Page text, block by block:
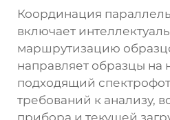
Координация
включает
маршрутизацию
направляет образцы на
подходящий
требований к анализу,